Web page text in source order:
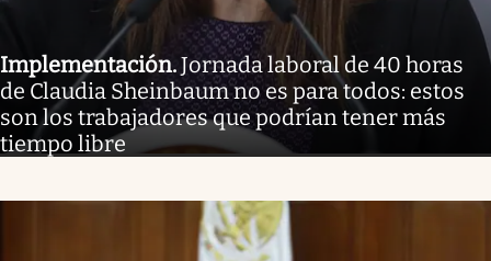
Implementación.Jornada laboral de 40 horas
de Claudia Sheinbaum no es para todos: estos
son los trabajadores que podrían tener más
tiempo libre